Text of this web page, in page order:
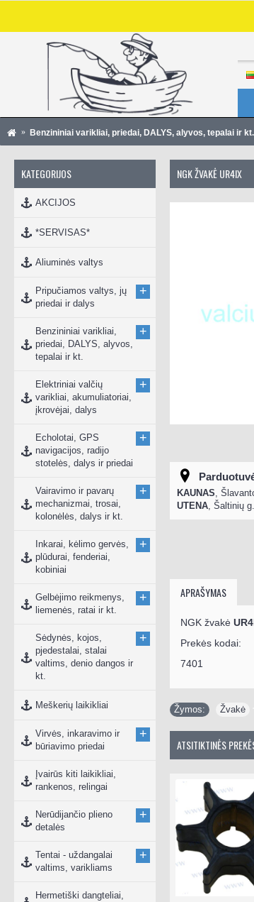
Benzininiai varikliai, priedai, DALYS, alyvos, tepalai ir kt.
KATEGORIJOS
AKCIJOS
*SERVISAS*
Aliuminės valtys
Pripučiamos valtys, jų
priedai ir dalys
+
Benzininiai varikliai,
priedai, DALYS, alyvos,
tepalai ir kt.
+
Elektriniai valčių
varikliai, akumuliatoriai,
įkrovėjai, dalys
+
Echolotai, GPS
navigacijos, radijo
stotelės, dalys ir priedai
+
Vairavimo ir pavarų
mechanizmai, trosai,
kolonėlės, dalys ir kt.
+
Inkarai, kėlimo gervės,
plūdurai, fenderiai,
kobiniai
+
Gelbėjimo reikmenys,
liemenės, ratai ir kt.
+
Sėdynės, kojos,
pjedestalai, stalai
valtims, denio dangos ir
kt.
+
Meškerių laikikliai
Virvės, inkaravimo ir
būriavimo priedai
+
Įvairūs kiti laikikliai,
rankenos, relingai
Nerūdijančio plieno
detalės
+
Tentai - uždangalai
valtims, varikliams
+
Hermetiški dangteliai,
NGK ŽVAKĖ UR4IX
KAUNAS,
UTENA, Šaltinių
APRAŠYMAS
NGK žvakė
Prekės kodai:
7401
Žymos: Žvakė
ATSITIKTINĖS